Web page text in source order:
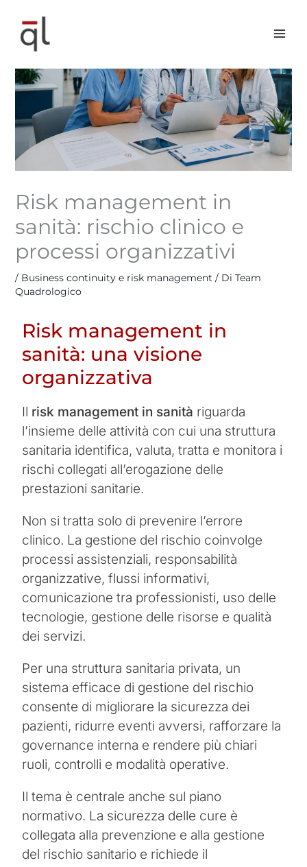
contenuto
Risk management in
sanità: rischio clinico e
processi organizzativi
/ Business continuity e risk management / Di Team
Quadrologico
Risk management in
sanità: una visione
organizzativa
Il risk management in sanità riguarda
l’insieme delle attività con cui una struttura
sanitaria identifica, valuta, tratta e monitora i
rischi collegati all’erogazione delle
prestazioni sanitarie.
Non si tratta solo di prevenire l’errore
clinico. La gestione del rischio coinvolge
processi assistenziali, responsabilità
organizzative, flussi informativi,
comunicazione tra professionisti, uso delle
tecnologie, gestione delle risorse e qualità
dei servizi.
Per una struttura sanitaria privata, un
sistema efficace di gestione del rischio
consente di migliorare la sicurezza dei
pazienti, ridurre eventi avversi, rafforzare la
governance interna e rendere più chiari
ruoli, controlli e modalità operative.
Il tema è centrale anche sul piano
normativo. La sicurezza delle cure è
collegata alla prevenzione e alla gestione
del rischio sanitario e richiede il